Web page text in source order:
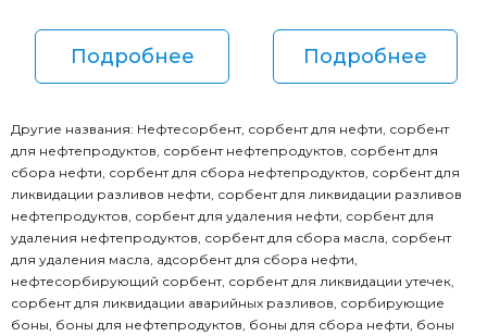
Подробнее Подробнее
Другие названия: Нефтесорбент, сорбент для нефти, сорбент
для нефтепродуктов, сорбент нефтепродуктов, сорбент для
сбора нефти, сорбент для сбора нефтепродуктов, сорбент для
ликвидации разливов нефти, сорбент для ликвидации разливов
нефтепродуктов, сорбент для удаления нефти, сорбент для
удаления нефтепродуктов, сорбент для сбора масла, сорбент
для удаления масла, адсорбент для сбора нефти,
нефтесорбирующий сорбент, сорбент для ликвидации утечек,
сорбент для ликвидации аварийных разливов, сорбирующие
боны, боны для нефтепродуктов, боны для сбора нефти, боны